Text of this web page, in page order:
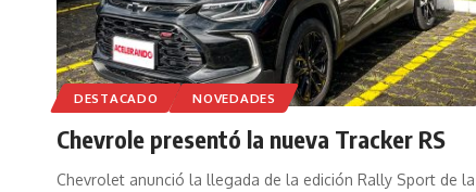
DESTACADO NOVEDADES
Chevrole presentó la nueva Tracker RS
Chevrolet anunció la llegada de la edición Rally Sport de la